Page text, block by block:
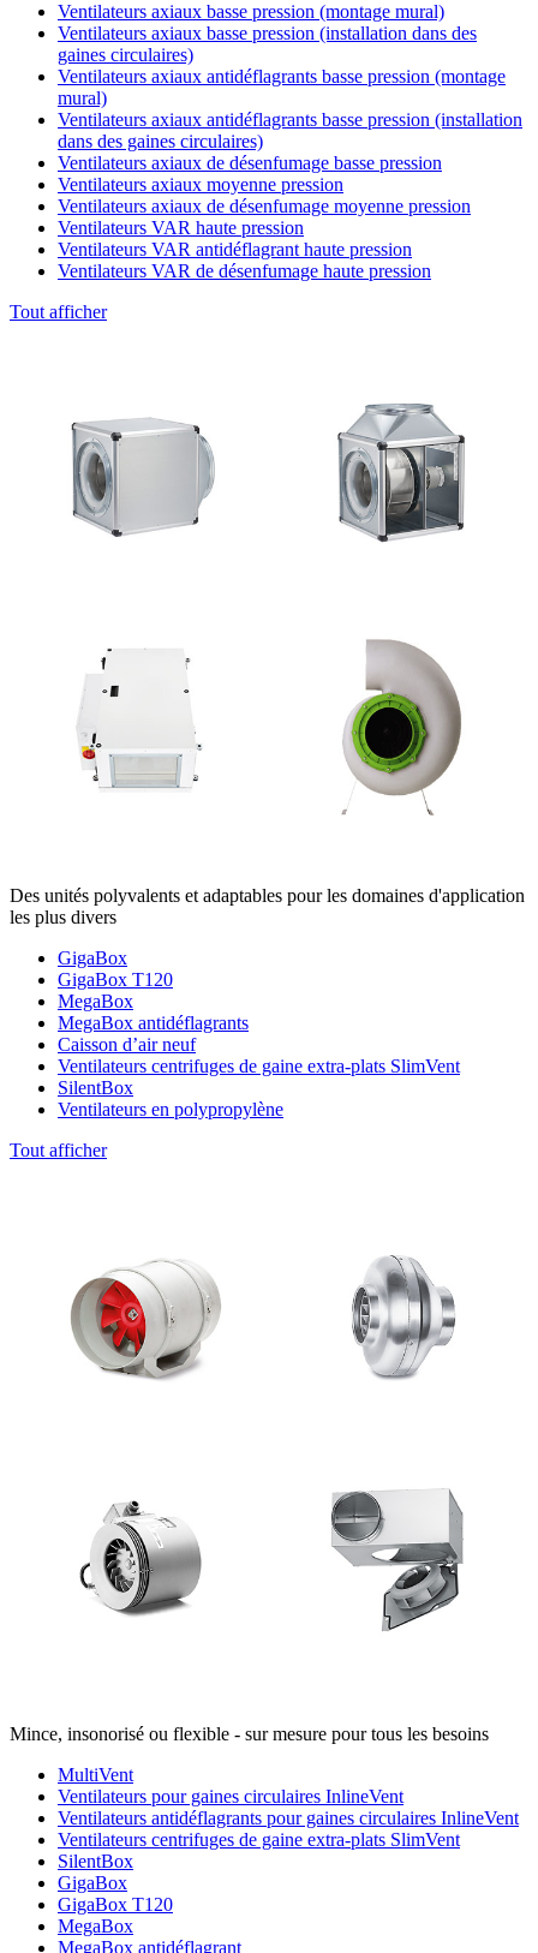
Ventilateurs axiaux basse pression (montage mural)
Ventilateurs axiaux basse pression (installation dans des
gaines circulaires)
Ventilateurs axiaux antidéflagrants basse pression (montage
mural)
Ventilateurs axiaux antidéflagrants basse pression (installation
dans des gaines circulaires)
Ventilateurs axiaux de désenfumage basse pression
Ventilateurs axiaux moyenne pression
Ventilateurs axiaux de désenfumage moyenne pression
Ventilateurs VAR haute pression
Ventilateurs VAR antidéflagrant haute pression
Ventilateurs VAR de désenfumage haute pression
Tout afficher
Des unités polyvalents et adaptables pour les domaines d'application
les plus divers
GigaBox
GigaBox T120
MegaBox
MegaBox antidéflagrants
Caisson d’air neuf
Ventilateurs centrifuges de gaine extra-plats SlimVent
SilentBox
Ventilateurs en polypropylène
Tout afficher
Mince, insonorisé ou flexible - sur mesure pour tous les besoins
MultiVent
Ventilateurs pour gaines circulaires InlineVent
Ventilateurs antidéflagrants pour gaines circulaires InlineVent
Ventilateurs centrifuges de gaine extra-plats SlimVent
SilentBox
GigaBox
GigaBox T120
MegaBox
MegaBox antidéflagrant